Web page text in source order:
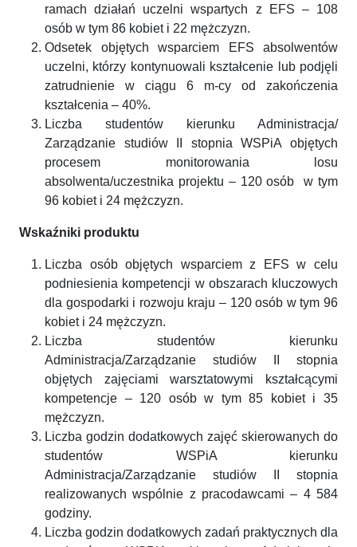
ramach działań uczelni wspartych z EFS – 108
osób w tym 86 kobiet i 22 mężczyzn.
Odsetek objętych wsparciem EFS absolwentów
uczelni, którzy kontynuowali kształcenie lub podjęli
zatrudnienie w ciągu 6 m-cy od zakończenia
kształcenia – 40%.
Liczba studentów kierunku Administracja/
Zarządzanie studiów II stopnia WSPiA objętych
procesem monitorowania losu
absolwenta/uczestnika projektu – 120 osób w tym
96 kobiet i 24 mężczyzn.
Wskaźniki produktu
Liczba osób objętych wsparciem z EFS w celu
podniesienia kompetencji w obszarach kluczowych
dla gospodarki i rozwoju kraju – 120 osób w tym 96
kobiet i 24 mężczyzn.
Liczba studentów kierunku
Administracja/Zarządzanie studiów II stopnia
objętych zajęciami warsztatowymi kształcącymi
kompetencje – 120 osób w tym 85 kobiet i 35
mężczyzn.
Liczba godzin dodatkowych zajęć skierowanych do
studentów WSPiA kierunku
Administracja/Zarządzanie studiów II stopnia
realizowanych wspólnie z pracodawcami – 4 584
godziny.
Liczba godzin dodatkowych zadań praktycznych dla